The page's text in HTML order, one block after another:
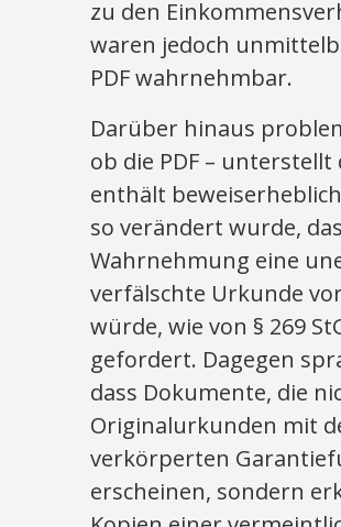
zu den
waren jedoch
PDF wahrnehmbar.
Darüber hinaus
ob die PDF – unterstellt
enthält
so verändert wurde,
Wahrnehmung eine
verfälschte Urkunde
würde, wie von § 269
gefordert. Dagegen
dass Dokumente, die
Originalurkunden mit
verkörperten
erscheinen, sondern